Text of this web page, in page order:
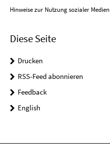
Hinweise zur Nutzung sozialer Medien
Diese Seite
Drucken
RSS-Feed abonnieren
Feedback
English